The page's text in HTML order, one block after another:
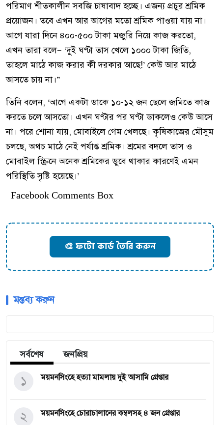
পরিমাণ শীতকালীন সবজি চাষাবাদ হচ্ছে। এজন্য প্রচুর শ্রমিক
প্রয়োজন। তবে এখন আর আগের মতো শ্রমিক পাওয়া যায় না।
আগে যারা দিনে ৪০০-৫০০ টাকা মজুরি নিয়ে কাজ করতো,
এখন তারা বলে— ‘দুই ঘণ্টা তাস খেলে ১০০০ টাকা জিতি,
তাহলে মাঠে কাজ করার কী দরকার আছে!’ কেউ আর মাঠে
আসতে চায় না।”
তিনি বলেন, ‘আগে একটা ডাকে ১০-১২ জন ছেলে জমিতে কাজ
করতে চলে আসতো। এখন ঘণ্টার পর ঘণ্টা ডাকলেও কেউ আসে
না। পরে শোনা যায়, মোবাইলে গেম খেলছে। কৃষিকাজের মৌসুম
চলছে, অথচ মাঠে নেই পর্যাপ্ত শ্রমিক। শ্রমের বদলে তাস ও
মোবাইল স্ক্রিনে অনেক শ্রমিকের ডুবে থাকার কারণেই এমন
পরিস্থিতি সৃষ্টি হয়েছে।’
Facebook Comments Box
🎨 ফটো কার্ড তৈরি করুন
মন্তব্য করুন
সর্বশেষ জনপ্রিয়
ময়মনসিংহে হত্যা মামলায় দুই আসামি গ্রেপ্তার
১
ময়মনসিংহে চোরাচালানের কম্বলসহ ৪ জন গ্রেপ্তার
২